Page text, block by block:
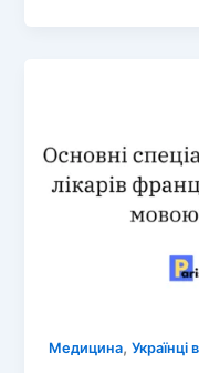
Медицина,Українці